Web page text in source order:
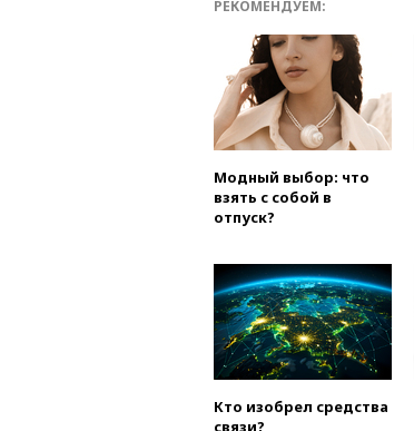
РЕКОМЕНДУЕМ:
Модный выбор: что
взять с собой в
отпуск?
Кто изобрел средства
связи?